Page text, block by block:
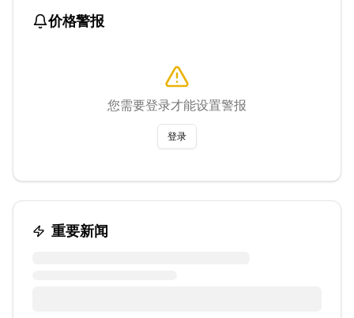
价格警报
您需要登录才能设置警报
登录
重要新闻